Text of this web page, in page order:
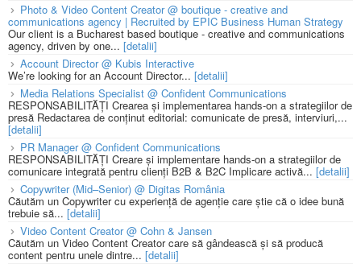
Photo & Video Content Creator @ boutique - creative and
communications agency | Recruited by EPIC Business Human Strategy
Our client is a Bucharest based boutique - creative and communications
agency, driven by one... [detalii]
Account Director @ Kubis Interactive
We’re looking for an Account Director... [detalii]
Media Relations Specialist @ Confident Communications
RESPONSABILITĂȚI Crearea și implementarea hands-on a strategiilor de
presă Redactarea de conținut editorial: comunicate de presă, interviuri,...
[detalii]
PR Manager @ Confident Communications
RESPONSABILITĂȚI Creare și implementare hands-on a strategiilor de
comunicare integrată pentru clienți B2B & B2C Implicare activă... [detalii]
Copywriter (Mid–Senior) @ Digitas România
Căutăm un Copywriter cu experiență de agenție care știe că o idee bună
trebuie să... [detalii]
Video Content Creator @ Cohn & Jansen
Căutăm un Video Content Creator care să gândească și să producă
content pentru unele dintre... [detalii]